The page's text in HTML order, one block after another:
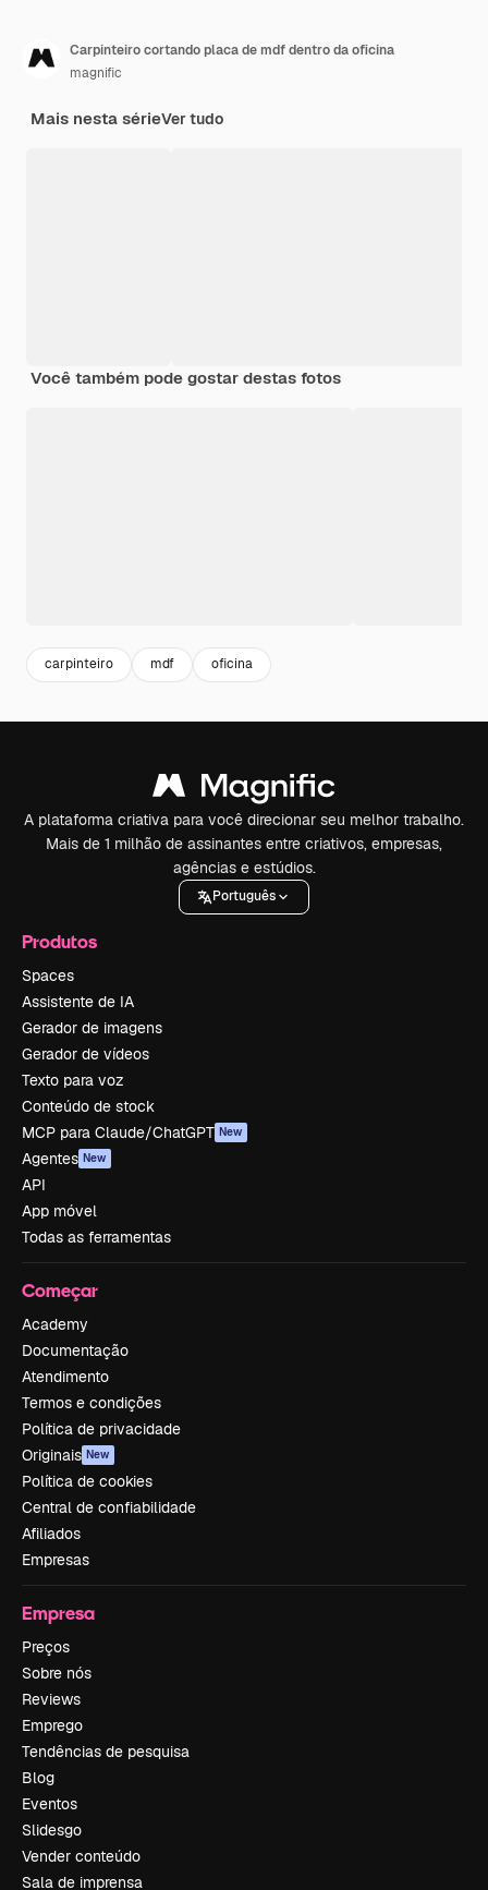
Carpinteiro cortando placa de mdf dentro da oficina
magnific
Mais nesta sérieVer tudo
Você também pode gostar destas fotos
carpinteiro mdf oficina
A plataforma criativa para você direcionar seu melhor trabalho.
Mais de 1 milhão de assinantes entre criativos, empresas,
agências e estúdios.
Português
Produtos
Spaces
Assistente de IA
Gerador de imagens
Gerador de vídeos
Texto para voz
Conteúdo de stock
MCP para Claude/ChatGPT New
Agentes New
API
App móvel
Todas as ferramentas
Começar
Academy
Documentação
Atendimento
Termos e condições
Política de privacidade
Originais New
Política de cookies
Central de confiabilidade
Afiliados
Empresas
Empresa
Preços
Sobre nós
Reviews
Emprego
Tendências de pesquisa
Blog
Eventos
Slidesgo
Vender conteúdo
Sala de imprensa